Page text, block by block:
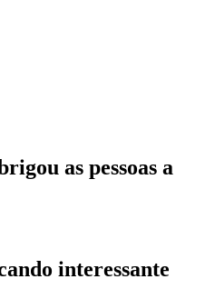
as pessoas a
interessante